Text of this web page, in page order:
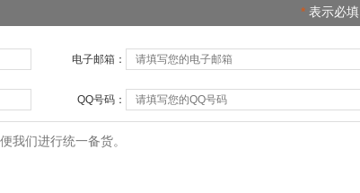
* 表示必填
电子邮箱：
QQ号码：